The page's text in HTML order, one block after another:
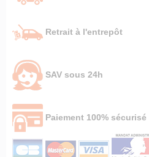
Retrait à l'entrepôt
SAV sous 24h
Paiement 100% sécurisé